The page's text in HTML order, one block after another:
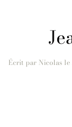
Écrit par Nicolasle